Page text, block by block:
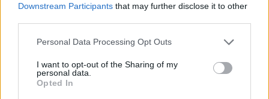
Downstream Participants that may further disclose it to other
Personal Data Processing Opt Outs
I want to opt-out of the Sharing of my
personal data.
Opted In
Rašyti komentarą